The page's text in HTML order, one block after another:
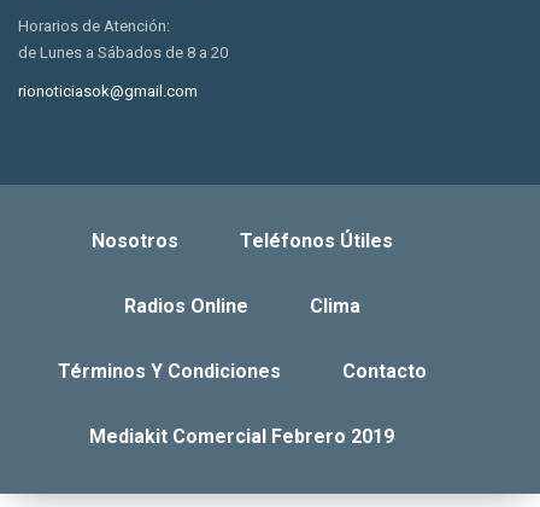
Horarios de Atención:
de Lunes a Sábados de 8 a 20
rionoticiasok@gmail.com
Nosotros Teléfonos Útiles
Radios Online Clima
Términos Y Condiciones Contacto
Mediakit Comercial Febrero 2019